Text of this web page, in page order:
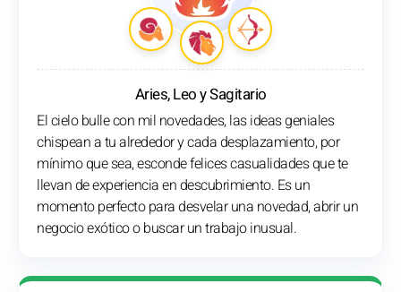
Aries, Leo y Sagitario
El cielo bulle con mil novedades, las ideas geniales
chispean a tu alrededor y cada desplazamiento, por
mínimo que sea, esconde felices casualidades que te
llevan de experiencia en descubrimiento. Es un
momento perfecto para desvelar una novedad, abrir un
negocio exótico o buscar un trabajo inusual.